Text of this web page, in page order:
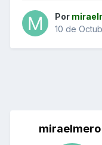
Por
10 de
miraelmero